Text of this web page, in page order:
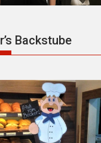
Backstube